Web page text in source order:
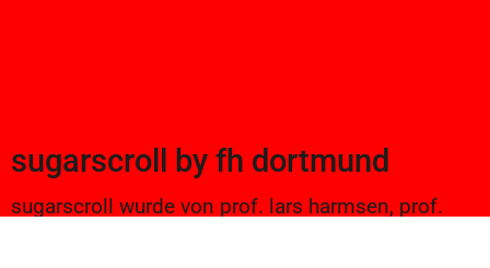
sugarscroll by fh dortmund
sugarscroll wurde von prof. lars harmsen, prof.